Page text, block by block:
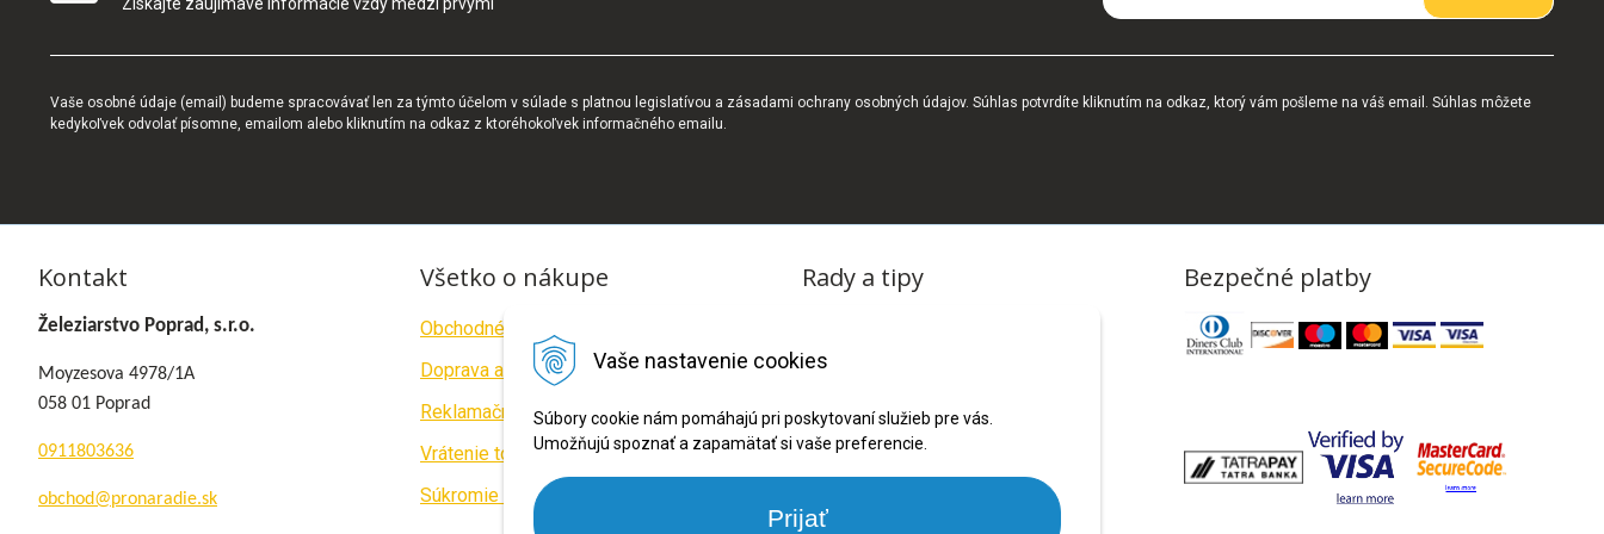
Vaše nastavenie cookies
Súbory cookie nám pomáhajú pri poskytovaní služieb pre vás.
Umožňujú spoznať a zapamätať si vaše preferencie.
Prijať
Vaše osobné údaje (email) budeme spracovávať len za týmto účelom v súlade s platnou legislatívou a zásadami ochrany osobných údajov. Súhlas potvrdíte kliknutím na odkaz, ktorý vám pošleme na váš email. Súhlas môžete
kedykoľvek odvolať písomne, emailom alebo kliknutím na odkaz z ktoréhokoľvek informačného emailu.
Kontakt
Železiarstvo Poprad, s.r.o.
Moyzesova 4978/1A
058 01 Poprad
0911803636
obchod@pronaradie.sk
Všetko o nákupe
Obchodné podmienky
Doprava a platba
Reklamačný poriadok
Vrátenie tovaru
Súkromie a cookies
Rady a tipy Bezpečné platby